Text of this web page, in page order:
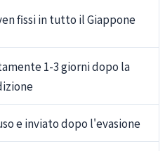
fissi in tutto il Giappone
1-3 giorni dopo la
e inviato dopo l'evasione